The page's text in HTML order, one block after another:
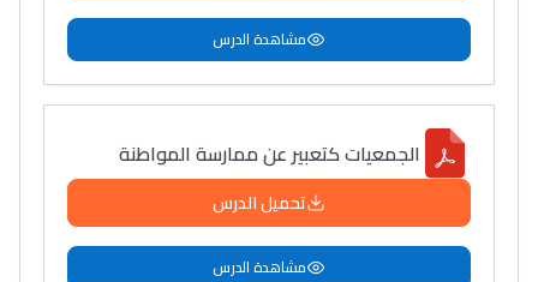
مشاهدة الدرس
الجمعيات كتعبير عن ممارسة المواطنة
تحميل الدرس
مشاهدة الدرس